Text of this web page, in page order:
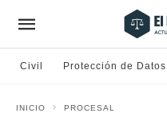
Civil Protección de Datos
INICIO PROCESAL